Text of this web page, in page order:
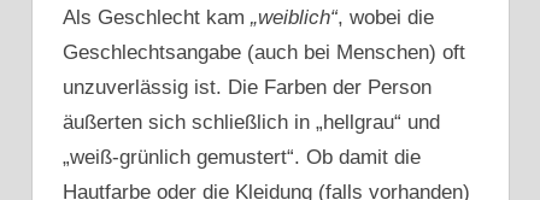
Als Geschlecht kam „weiblich“, wobei die
Geschlechtsangabe (auch bei Menschen) oft
unzuverlässig ist. Die Farben der Person
äußerten sich schließlich in „hellgrau“ und
„weiß-grünlich gemustert“. Ob damit die
Hautfarbe oder die Kleidung (falls vorhanden)